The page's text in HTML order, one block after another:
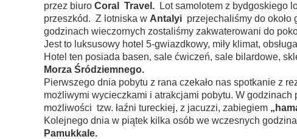
przez biuro Coral Travel. Lot samolotem z bydgoskiego
przeszkód. Z lotniska w Antalyi przejechaliśmy do
godzinach wieczornych zostaliśmy zakwaterowani do
Jest to luksusowy hotel 5-gwiazdkowy, miły klimat,
Hotel ten posiada basen, sale ćwiczeń, sale bilardowe,
Morza Śródziemnego.
Pierwszego dnia pobytu z rana czekało nas spotkanie z
możliwymi wycieczkami i atrakcjami pobytu. W godzinach
możliwości tzw. łaźni tureckiej, z jacuzzi, zabiegiem
Kolejnego dnia w piątek kilka osób we wczesnych
Pamukkale.